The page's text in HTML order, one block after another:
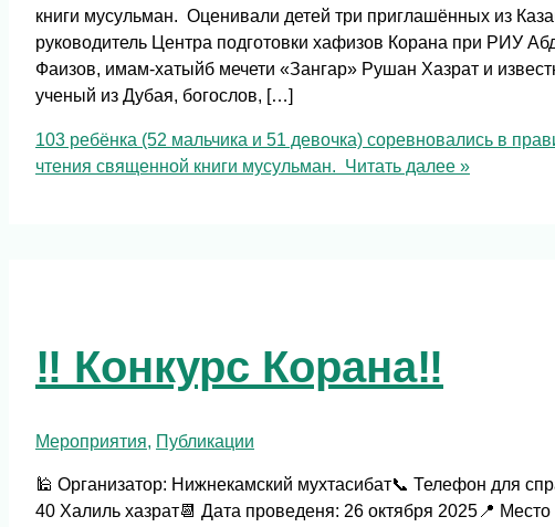
книги мусульман. Оценивали детей три приглашённых из
руководитель Центра подготовки хафизов Корана при РИУ
Фаизов, имам-хатыйб мечети «Зангар» Рушан Хазрат и
ученый из Дубая, богослов, […]
103 ребёнка (52 мальчика и 51 девочка) соревновались в
чтения священной книги мусульман. Читать далее »
‼️ Конкурс Корана‼️
Мероприятия, Публикации
🕌 Организатор: Нижнекамский мухтасибат📞 Телефон для
40 Халиль хазрат📆 Дата проведеня: 26 октября 2025📍